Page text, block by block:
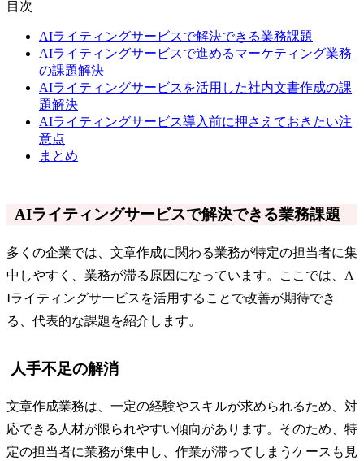
目次
AIライティングサービスで解決できる業務課題
AIライティングサービスで進めるマーケティング業務
の課題解決
AIライティングサービスを活用した社内文書作成の課
題解決
AIライティングサービス導入前に押さえておきたい注
意点
まとめ
AIライティングサービスで解決できる業務課題
多くの企業では、文章作成に関わる業務が特定の担当者に集
中しやすく、業務が滞る原因になっています。ここでは、A
Iライティングサービスを活用することで改善が期待でき
る、代表的な課題を紹介します。
人手不足の解消
文章作成業務は、一定の経験やスキルが求められるため、対
応できる人材が限られやすい傾向があります。そのため、特
定の担当者に業務が集中し、作業が滞ってしまうケースも見